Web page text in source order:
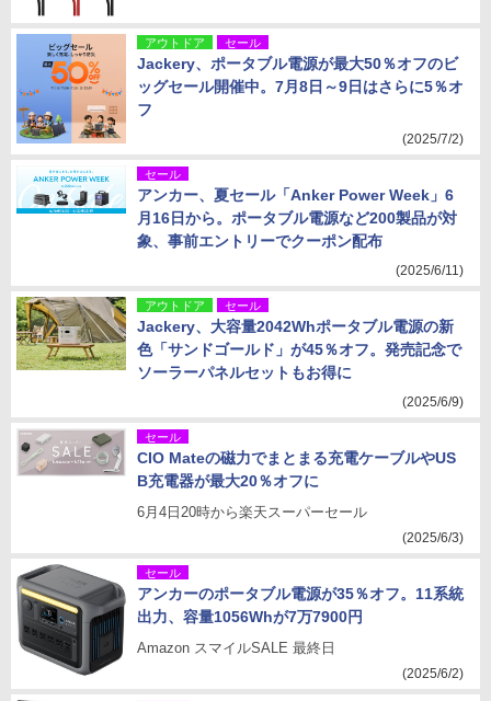
アウトドア セール
Jackery、ポータブル電源が最大50％オフのビ
ッグセール開催中。7月8日～9日はさらに5％オ
フ
(2025/7/2)
セール
アンカー、夏セール「Anker Power Week」6
月16日から。ポータブル電源など200製品が対
象、事前エントリーでクーポン配布
(2025/6/11)
アウトドア セール
Jackery、大容量2042Whポータブル電源の新
色「サンドゴールド」が45％オフ。発売記念で
ソーラーパネルセットもお得に
(2025/6/9)
セール
CIO Mateの磁力でまとまる充電ケーブルやUS
B充電器が最大20％オフに
6月4日20時から楽天スーパーセール
(2025/6/3)
セール
アンカーのポータブル電源が35％オフ。11系統
出力、容量1056Whが7万7900円
Amazon スマイルSALE 最終日
(2025/6/2)